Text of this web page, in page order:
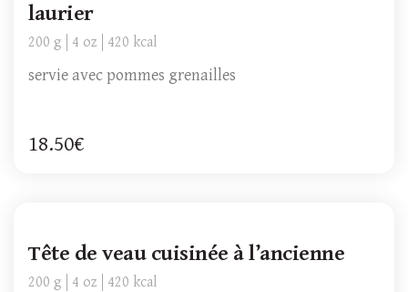
laurier
200 g 4 oz 420 kcal
servie avec pommes grenailles
18.50€
Tête de veau cuisinée à l’ancienne
200 g 4 oz 420 kcal